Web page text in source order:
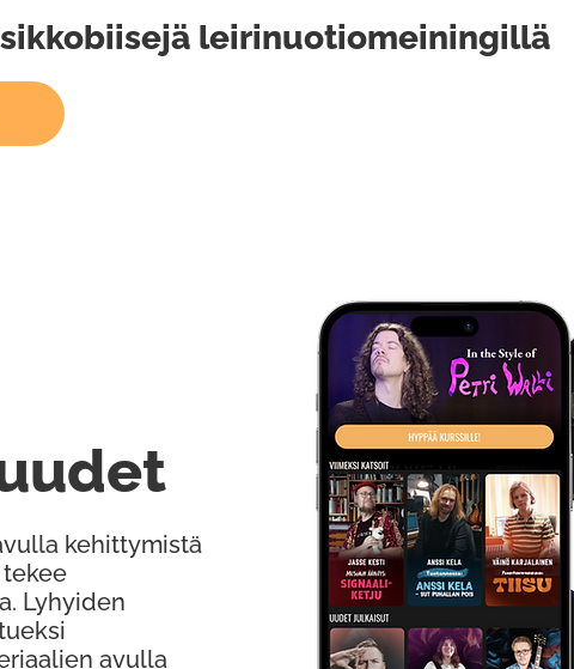
leirinuotiomeiningillä
kehittymistä
Lyhyiden
avulla